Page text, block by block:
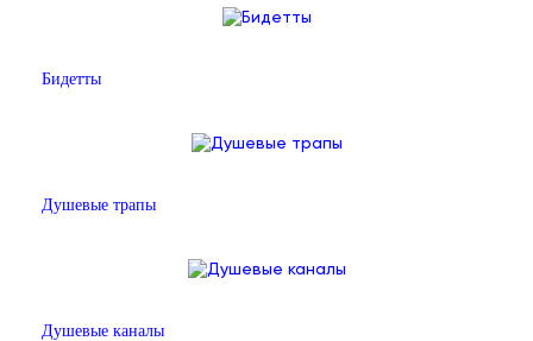
Бидетты
Душевые трапы
Душевые каналы